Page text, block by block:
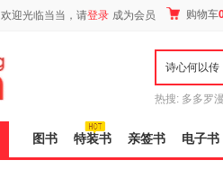
欢迎光临当当，请登录 成为会员 购物车
热搜: 多多罗
图书 特装书 亲签书 电子书